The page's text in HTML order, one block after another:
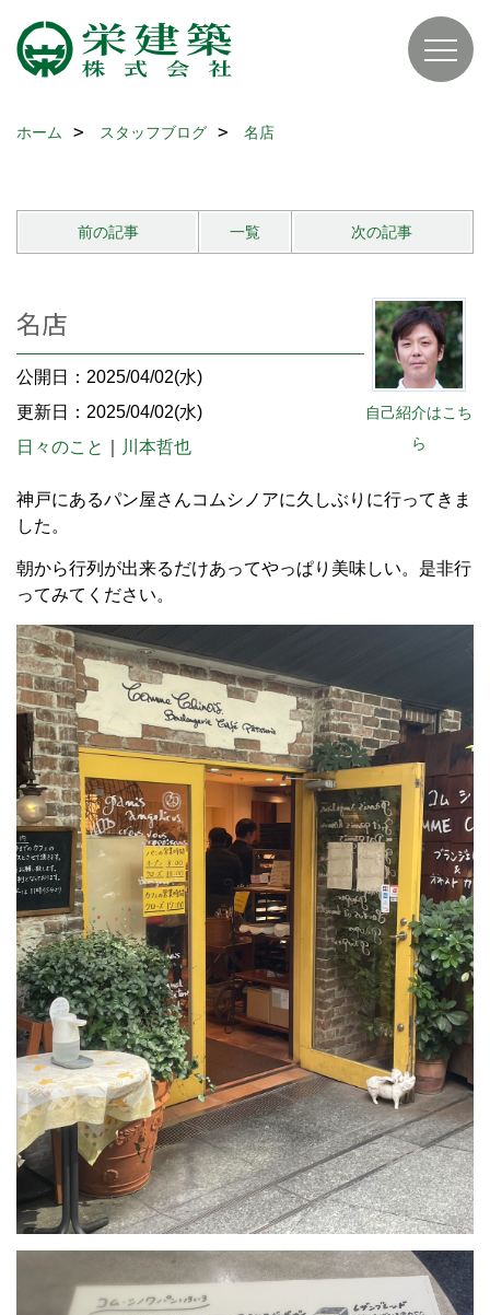
ホーム スタッフブログ 名店
前の記事 一覧 次の記事
自己紹介はこち
ら
名店
公開日：2025/04/02(水)
更新日：2025/04/02(水)
日々のこと
川本哲也
神戸にあるパン屋さんコムシノアに久しぶりに行ってきま
した。
朝から行列が出来るだけあってやっぱり美味しい。是非行
ってみてください。